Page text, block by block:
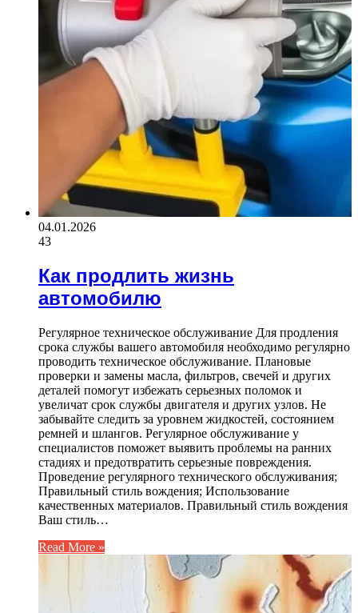
04.01.2026
43
Как продлить жизнь
автомобилю
Регулярное техническое обслуживание Для продления
срока службы вашего автомобиля необходимо регулярно
проводить техническое обслуживание. Плановые
проверки и замены масла, фильтров, свечей и других
деталей помогут избежать серьезных поломок и
увеличат срок службы двигателя и других узлов. Не
забывайте следить за уровнем жидкостей, состоянием
ремней и шлангов. Регулярное обслуживание у
специалистов поможет выявить проблемы на ранних
стадиях и предотвратить серьезные повреждения.
Проведение регулярного технического обслуживания;
Правильный стиль вождения; Использование
качественных материалов. Правильный стиль вождения
Ваш стиль…
Read More »